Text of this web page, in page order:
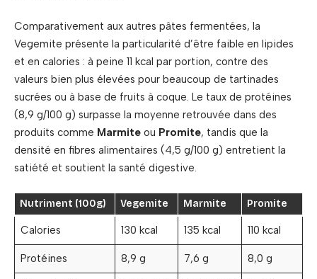
Comparativement aux autres pâtes fermentées, la
Vegemite présente la particularité d’être faible en lipides
et en calories : à peine 11 kcal par portion, contre des
valeurs bien plus élevées pour beaucoup de tartinades
sucrées ou à base de fruits à coque. Le taux de protéines
(8,9 g/100 g) surpasse la moyenne retrouvée dans des
produits comme Marmite ou Promite, tandis que la
densité en fibres alimentaires (4,5 g/100 g) entretient la
satiété et soutient la santé digestive.
Nutriment (100g) Vegemite Marmite Promite
Calories 130 kcal 135 kcal 110 kcal
Protéines 8,9 g 7,6 g 8,0 g